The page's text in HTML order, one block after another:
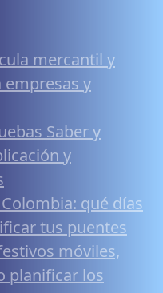
mercantil y
empresas y
Saber y
y
qué días
tus puentes
móviles,
planificar los